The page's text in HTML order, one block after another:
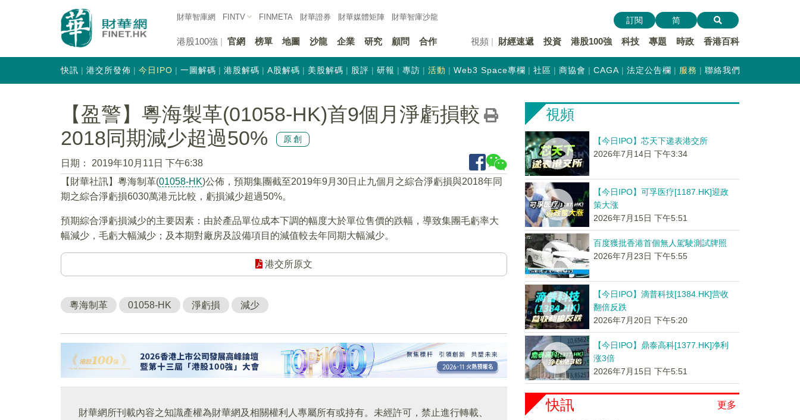
財華智庫網 FINTV FINMETA 財華證券 財華媒體矩陣 財華智庫沙龍
港股100強 官網 榜單 地圖 沙龍 企業 研究 顧問 合作 視頻 財經速遞 投資 港股100強 科技 專題 時政 香港百科
訂閱 简
快訊 港交所發佈 今日IPO 一圖解碼 港股解碼 A股解碼 美股解碼 股評 研報 專訪 活動 Web3 Space專欄 社區 商協會 CAGA 法定公告欄 服務 聯絡我們
【盈警】粵海製革(01058-HK)首9個月淨虧損較
2018同期減少超過50%
原創
日期：
2019年10月11日 下午6:38
【財華社訊】粵海制革(01058-HK)公佈，預期集團截至2019年9月30日止九個月之綜合淨虧損與2018年同
期之綜合淨虧損6030萬港元比較，虧損減少超過50%。
預期綜合淨虧損減少的主要因素：由於產品單位成本下調的幅度大於單位售價的跌幅，導致集團毛虧率大
幅減少，毛虧大幅減少；及本期對廠房及設備項目的減值較去年同期大幅減少。
港交所原文
粵海制革 01058-HK 淨虧損 減少
財華網所刊載內容之知識產權為財華網及相關權利人專屬所有或持有。未經許可，禁止進行轉載、
視頻
【今日IPO】芯天下递表港交所
2026年7月14日 下午3:34
【今日IPO】可孚医疗[1187.HK]迎政
策大涨
2026年7月15日 下午5:51
百度獲批香港首個無人駕駛測試牌照
2026年7月23日 下午5:55
【今日IPO】滴普科技[1384.HK]营收
翻倍反跌
2026年7月20日 下午5:20
【今日IPO】鼎泰高科[1377.HK]净利
涨3倍
2026年7月15日 下午5:51
更多
快訊